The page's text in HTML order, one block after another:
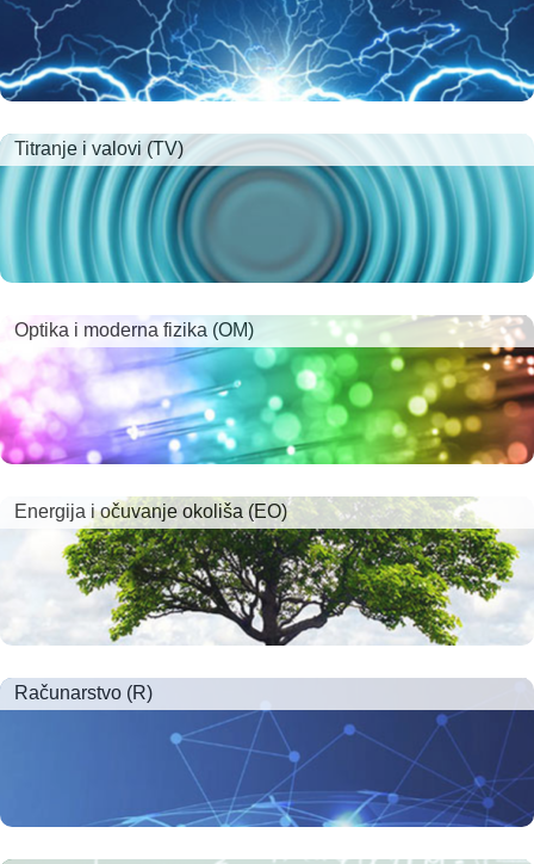
Titranje i valovi (TV)
Optika i moderna fizika (OM)
Energija i očuvanje okoliša (EO)
Računarstvo (R)